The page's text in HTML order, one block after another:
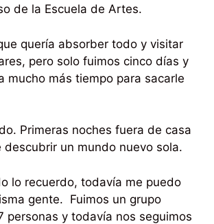
de la Escuela de Artes.
quería absorber todo y visitar
pero solo fuimos cinco días y
mucho más tiempo para sacarle
Primeras noches fuera de casa
descubrir un mundo nuevo sola.
lo recuerdo, todavía me puedo
gente. Fuimos un grupo
personas y todavía nos seguimos